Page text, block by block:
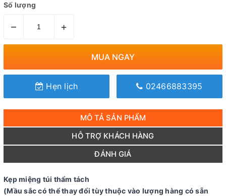
Số lượng
– +
MUA NGAY
Hẹn lịch 02466883395
MÔ TẢ SẢN PHẨM
HỖ TRỢ KHÁCH HÀNG
ĐÁNH GIÁ
Kẹp miệng túi thẩm tách
(Mầu sắc có thể thay đổi tùy thuộc vào lượng hàng có sẵn